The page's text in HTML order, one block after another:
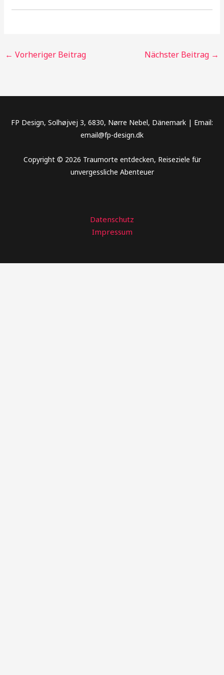
← Vorheriger Beitrag Nächster Beitrag →
FP Design, Solhøjvej 3, 6830, Nørre Nebel, Dänemark | Email:
email@fp-design.dk
Copyright © 2026 Traumorte entdecken, Reiseziele für
unvergessliche Abenteuer
Datenschutz
Impressum